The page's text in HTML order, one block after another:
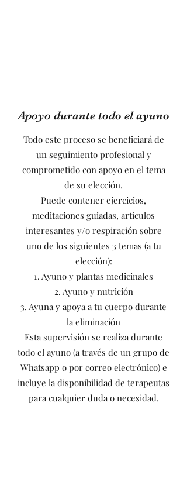
Apoyo durante todo el ayuno
Todo este proceso se beneficiará de
un seguimiento profesional y
comprometido con apoyo en el tema
de su elección.
Puede contener ejercicios,
meditaciones guiadas, artículos
interesantes y/o respiración sobre
uno de los siguientes 3 temas (a tu
elección):
1. Ayuno y plantas medicinales
2. Ayuno y nutrición
3. Ayuna y apoya a tu cuerpo durante
la eliminación
Esta supervisión se realiza durante
todo el ayuno (a través de un grupo de
Whatsapp o por correo electrónico) e
incluye la disponibilidad de terapeutas
para cualquier duda o necesidad.